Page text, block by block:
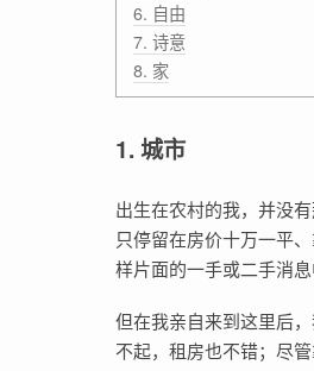
6. 自由
7. 诗意
8. 家
1. 城市
出生在农村的我，并没
只停留在房价十万一平
样片面的一手或二手消息
但在我亲自来到这里后
不起，租房也不错；尽